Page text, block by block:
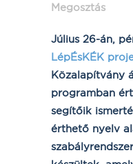
Megosztás
Július 26-án,
LépÉsKÉK
Közalapítvány
programban
segítőik
érthető nyelv